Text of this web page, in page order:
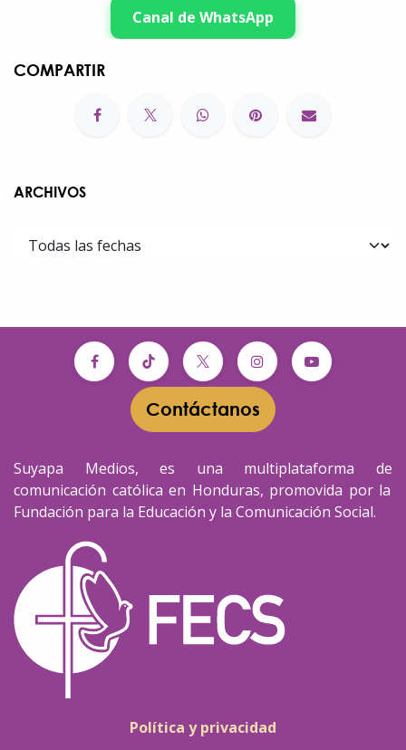
Canal de WhatsApp
COMPARTIR
ARCHIVOS
Contáctanos​​
Suyapa Medios, es una multiplataforma de
comunicación católica en Honduras, promovida por la
Fundación para la Educación y la Comunicación Social.
Política y privacidad